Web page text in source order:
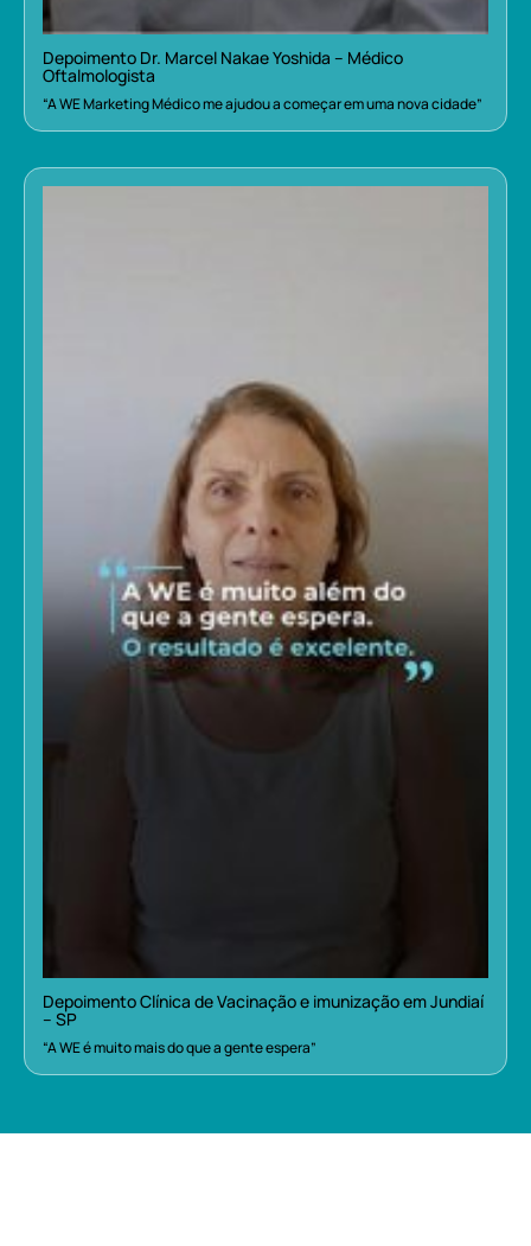
Depoimento Dr. Marcel Nakae Yoshida – Médico
Oftalmologista
“A WE Marketing Médico me ajudou a começar em uma nova cidade”
Depoimento Clínica de Vacinação e imunização em Jundiaí
– SP
“A WE é muito mais do que a gente espera”